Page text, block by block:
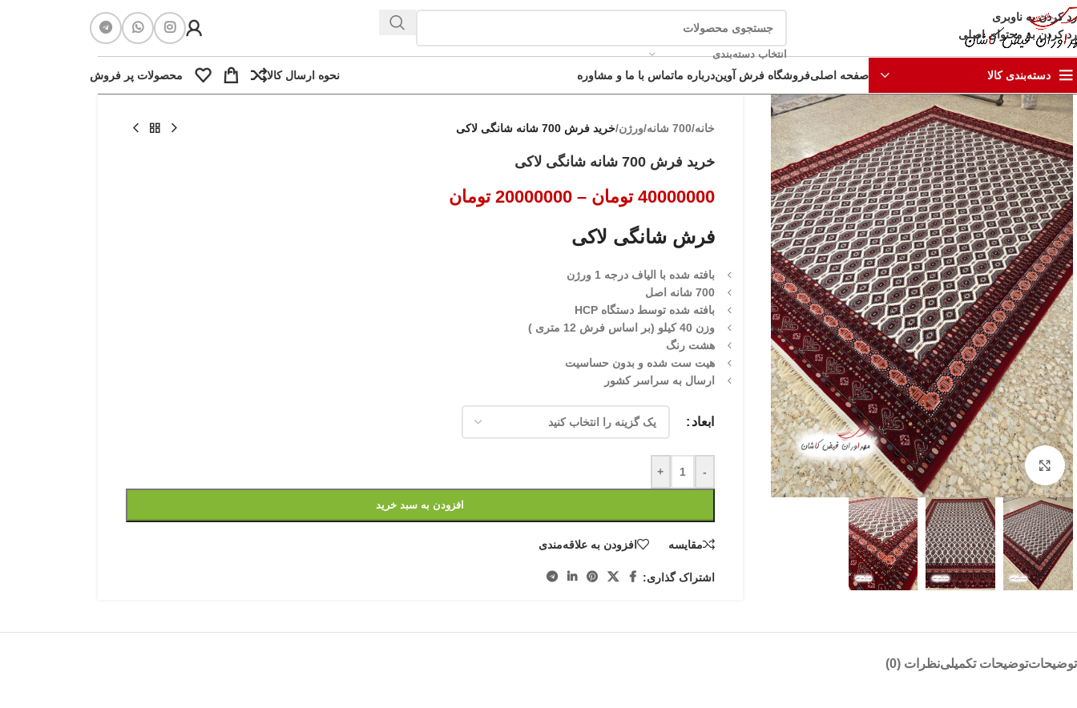
رد کردن به ناوبری
رد کردن به محتوای اصلی
انتخاب دسته‌بندی
دسته‌بندی کالا صفحه اصلیفروشگاه فرش آویندرباره ماتماس با ما و مشاوره نحوه ارسال کالا محصولات پر فروش
بزرگنمایی تصویر
خانه/700 شانه /ورژن/خرید فرش 700 شانه شانگی لاکی
خرید فرش 700 شانه شانگی لاکی
40000000 تومان –
20000000 تومان
فرش شانگی لاکی
بافته شده با الیاف درجه 1 ورژن
700 شانه اصل
بافته شده توسط دستگاه HCP
وزن 40 کیلو (بر اساس فرش 12 متری )
هشت رنگ
هیت ست شده و بدون حساسیت
ارسال به سراسر کشور
ابعاد
-
+
افزودن به سبد خرید
مقایسه افزودن به علاقه‌مندی
اشتراک گذاری:
توضیحاتتوضیحات تکمیلینظرات (0)